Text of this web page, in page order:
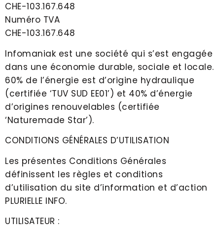
CHE-103.167.648
Numéro TVA
CHE-103.167.648
Infomaniak est une société qui s’est engagée
dans une économie durable, sociale et locale.
60% de l’énergie est d’origine hydraulique
(certifiée ‘TUV SUD EE01’) et 40% d’énergie
d’origines renouvelables (certifiée
‘Naturemade Star’).
CONDITIONS GÉNÉRALES D’UTILISATION
Les présentes Conditions Générales
définissent les règles et conditions
d’utilisation du site d’information et d’action
PLURIELLE INFO.
UTILISATEUR :